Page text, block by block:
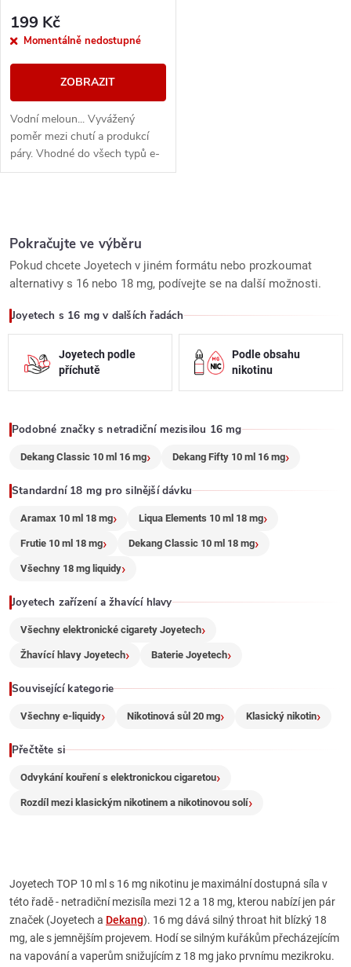
199 Kč
Momentálně nedostupné
ZOBRAZIT
Vodní meloun... Vyvážený
poměr mezi chutí a produkcí
páry. Vhodné do všech typů e-
cigaret
v
l
á
d
í
p
r
v
k
y
v
ý
p
s
u
Pokračujte ve výběru
Pokud chcete Joyetech v jiném formátu nebo prozkoumat
alternativy s 16 nebo 18 mg, podívejte se na další možnosti.
Joyetech s 16 mg v dalších řadách
Joyetech podle
příchutě
Podle obsahu
nikotinu
Podobné značky s netradiční mezisilou 16 mg
Dekang Classic 10 ml 16 mg Dekang Fifty 10 ml 16 mg
Standardní 18 mg pro silnější dávku
Aramax 10 ml 18 mg Liqua Elements 10 ml 18 mg
Frutie 10 ml 18 mg Dekang Classic 10 ml 18 mg
Všechny 18 mg liquidy
Joyetech zařízení a žhavící hlavy
Všechny elektronické cigarety Joyetech
Žhavící hlavy Joyetech Baterie Joyetech
Související kategorie
Všechny e-liquidy Nikotinová sůl 20 mg Klasický nikotin
Přečtěte si
Odvykání kouření s elektronickou cigaretou
Rozdíl mezi klasickým nikotinem a nikotinovou solí
Joyetech TOP 10 ml s 16 mg nikotinu je maximální dostupná síla v
této řadě - netradiční mezisíla mezi 12 a 18 mg, kterou nabízí jen pár
značek (Joyetech a Dekang). 16 mg dává silný throat hit blízký 18
mg, ale s jemnějším projevem. Hodí se silným kuřákům přecházejícím
na vapování a vaperům snižujícím z 18 mg jako prvnímu mezikroku.